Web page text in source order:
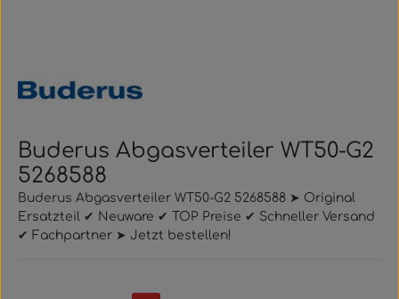
Buderus Abgasverteiler WT50-G2
5268588
Buderus Abgasverteiler WT50-G2 5268588 ➤ Original
Ersatzteil ✔ Neuware ✔ TOP Preise ✔ Schneller Versand
✔ Fachpartner ➤ Jetzt bestellen!